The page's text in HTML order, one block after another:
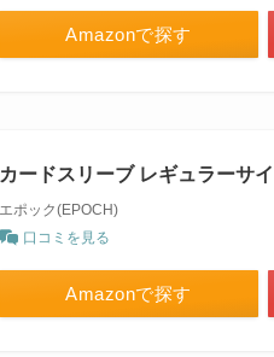
Amazonで探す
カードスリーブ レギュラーサ
エポック(EPOCH)
口コミを見る
Amazonで探す